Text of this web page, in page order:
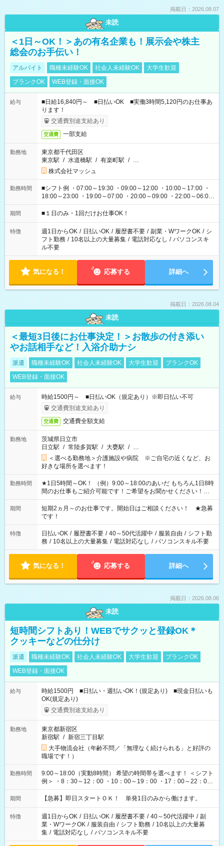
掲載日：2026.08.07
未読
＜1日～OK！＞あの有名企業も！展示会や株主
総会のお手伝い！
アルバイト 職種未経験OK 社会人未経験OK
大学生歓迎
ブランクOK
WEB登録・面接OK
給与
■日給16,840円～ ■日払いOK ■実働3時間5,120円のお仕事あ
ります！
交通費別途支給あり
交通費 一部支給
勤務地
東京都千代田区
東京駅 / 水道橋駅 / 有楽町駅 / …
株式会社マッシュ
勤務時間
■シフト例 ・07:00～19:30 ・09:00～12:00 ・10:00～17:00 ・
18:00～23:00 ・19:00～07:00 ・20:00～09:00 ・22:00～06:00
etc ★最短で3時間で5,120円のお仕事から 15時間で2万円近く稼
げるお仕事も！ ご希望のお時間に合わせてご紹介！ ※シフトは
ください！
期間 ■１日のみ・1回だけお仕事OK！
特徴 週1日からOK / 日払いOK / 履歴書不要 / 副業・WワークOK / シ
フト勤務 / 10名以上の大量募集 / 電話対応なし / パソコンスキ
ル不要
気になる！ 応募する 詳細へ
掲載日：2026.08.04
未読
＜最短3日後にお仕事決定！＞お散歩の付き添い
やお話相手など！入浴介助ナシ
派遣 職種未経験OK 社会人未経験OK 大学生歓迎
ブランクOK
WEB登録・面接OK
給与
時給1500円～ ■日払いOK（規定あり）※即日払い不可
交通費別途支給あり
交通費 交通費全額支給
勤務地
茨城県日立市
日立駅 / 常陸多賀駅 / 大甕駅 / …
＜選べる勤務地＞介護施設や病院 ※ご自宅の近くなど、お
好きな場所を選べます！
勤務時間
★1日5時間～OK！ （例）9:00～18:00のあいだ もちろん1日8時
間のお仕事もご紹介可能です！ご希望をお聞かせください！★
家庭の都合でお休みが必要な場合も遠慮なくご相談ください。
※週最低15時間以上の勤務が必要です
期間
短期2ヵ月～のお仕事です。開始日はご相談ください！ ★急募
です！
特徴 日払いOK / 履歴書不要 / 40～50代活躍中 / 服装自由 / シフト勤
務 / 10名以上の大量募集 / 電話対応なし / パソコンスキル不要
気になる！ 応募する 詳細へ
掲載日：2026.08.06
未読
短時間シフトあり！WEBでサクッと登録OK＊
クッキーなどの仕分け
派遣 職種未経験OK 社会人未経験OK 大学生歓迎
ブランクOK
WEB登録・面接OK
給与
時給1500円 ■日払い・週払いOK！(規定あり) ■現金日払いも
OK(規定あり)
交通費別途支給あり
勤務地
東京都新宿区
新宿駅 / 新宿三丁目駅
大手物流会社（年齢不問／「無理なく続けられる」と好評の
職場です！）
勤務時間
9:00～18:00（実動8時間） 希望の時間帯を選べます！ ＜シフト
例＞ ・8：30～12：00 ・10：00～19：00 ・17：00～22：00
・13：00～22：00 ・22：00～翌6：00 など
期間 【急募】即日スタートＯＫ！ 単発1日のみから働けます。
特徴 週1日からOK / 日払いOK / 履歴書不要 / 40～50代活躍中 / 副
業・WワークOK / 服装自由 / シフト勤務 / 10名以上の大量募
集 / 電話対応なし / パソコンスキル不要